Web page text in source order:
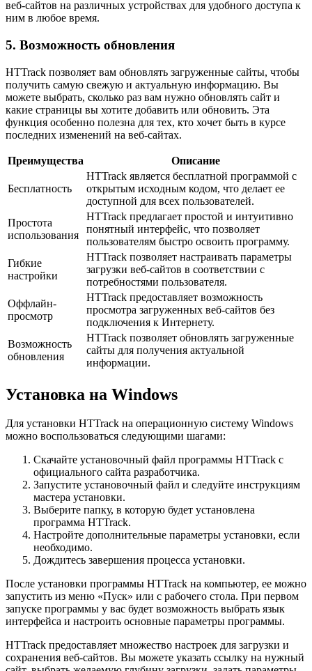
веб-сайтов на различных устройствах для удобного доступа к
ним в любое время.
5. Возможность обновления
HTTrack позволяет вам обновлять загруженные сайты, чтобы
получить самую свежую и актуальную информацию. Вы
можете выбрать, сколько раз вам нужно обновлять сайт и
какие страницы вы хотите добавить или обновить. Эта
функция особенно полезна для тех, кто хочет быть в курсе
последних изменений на веб-сайтах.
Преимущества Описание
Бесплатность
HTTrack является бесплатной программой с
открытым исходным кодом, что делает ее
доступной для всех пользователей.
Простота
использования
HTTrack предлагает простой и интуитивно
понятный интерфейс, что позволяет
пользователям быстро освоить программу.
Гибкие
настройки
HTTrack позволяет настраивать параметры
загрузки веб-сайтов в соответствии с
потребностями пользователя.
Оффлайн-
просмотр
HTTrack предоставляет возможность
просмотра загруженных веб-сайтов без
подключения к Интернету.
Возможность
обновления
HTTrack позволяет обновлять загруженные
сайты для получения актуальной
информации.
Установка на Windows
Для установки HTTrack на операционную систему Windows
можно воспользоваться следующими шагами:
Скачайте установочный файл программы HTTrack с
официального сайта разработчика.
Запустите установочный файл и следуйте инструкциям
мастера установки.
Выберите папку, в которую будет установлена
программа HTTrack.
Настройте дополнительные параметры установки, если
необходимо.
Дождитесь завершения процесса установки.
После установки программы HTTrack на компьютер, ее можно
запустить из меню «Пуск» или с рабочего стола. При первом
запуске программы у вас будет возможность выбрать язык
интерфейса и настроить основные параметры программы.
HTTrack предоставляет множество настроек для загрузки и
сохранения веб-сайтов. Вы можете указать ссылку на нужный